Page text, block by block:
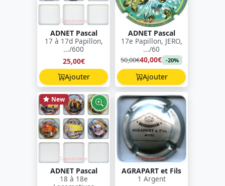
ADNET Pascal
17 à 17d Papillon,
.../600
25,00€
Ajouter
ADNET Pascal
17e Papillon, JERO,
.../60
50,00€40,00€ -20%
Ajouter
New
ADNET Pascal
18 à 18e
AGRAPART et Fils
1 Argent